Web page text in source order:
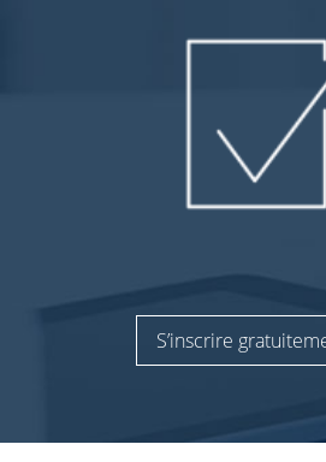
S’inscrire